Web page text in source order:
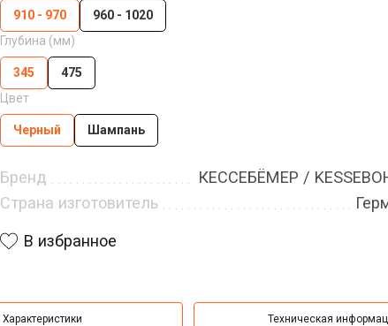
910 - 970
960 - 1020
Глубина (мм)
345
475
Цвет
Черный Шампань
Бренд
КЕССЕБЁМЕР /
Страна изготовитель
В избранное
Характеристики Техническая